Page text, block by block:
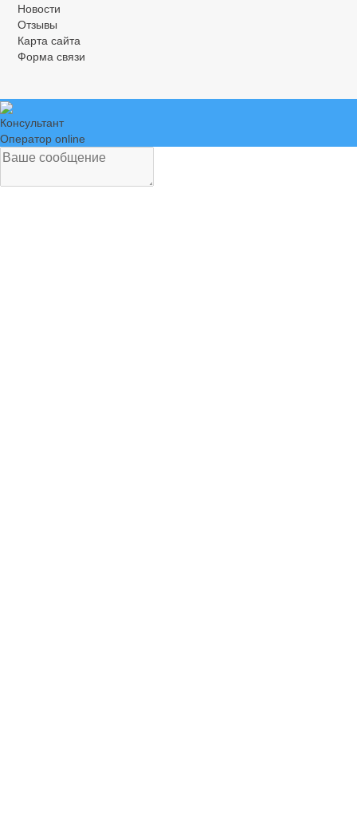
Новости
Отзывы
Карта сайта
Форма связи
Консультант
Оператор online